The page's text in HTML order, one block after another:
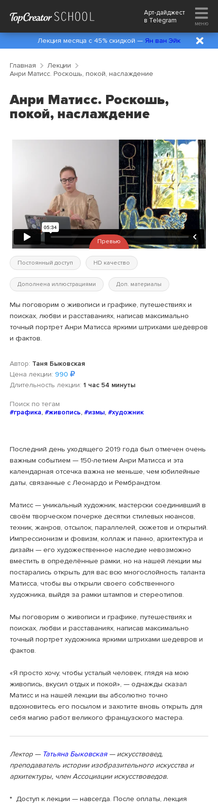
Арт-дайджест
в Telegram меню
Лекция месяца с 45% скидкой — Ян ван Эйк
Главная
Лекции
Анри Матисс. Роскошь, покой, наслаждение
Анри Матисс. Роскошь,
покой, наслаждение
Превью
Постоянный доступ HD качество
Дополнена иллюстрациями Доп. материалы
Мы поговорим о живописи и графике, путешествиях и
поисках, любви и расставаниях, написав максимально
точный портрет Анри Матисса яркими штрихами шедевров
и фактов.
Автор: Таня Быковская
Цена лекции: 990
Длительность лекции: 1 час 54 минуты
Поиск по тегам
#графика, #живопись, #измы, #художник
Последний день уходящего 2019 года был отмечен очень
важным событием — 150-летием Анри Матисса и эта
календарная отсечка важна не меньше, чем юбилейные
даты, связанные с Леонардо и Рембрандтом.
Матисс — уникальный художник, мастерски соединивший в
своём творческом почерке десятки стилевых нюансов,
техник, жанров, отсылок, параллелей, сюжетов и открытий.
Импрессионизм и фовизм, коллаж и панно, архитектура и
дизайн — его художественное наследие невозможно
вместить в определённые рамки, но на нашей лекции мы
постарались открыть для вас всю многослойность таланта
Матисса, чтобы вы открыли своего собственного
художника, выйдя за рамки штампов и стереотипов.
Мы поговорим о живописи и графике, путешествиях и
поисках, любви и расставаниях, написав максимально
точный портрет художника яркими штрихами шедевров и
фактов.
«Я просто хочу, чтобы усталый человек, глядя на мою
живопись, вкусил отдых и покой», — однажды сказал
Матисс и на нашей лекции вы абсолютно точно
вдохновитесь его посылом и захотите вновь открыть для
себя магию работ великого французского мастера.
Лектор— Татьяна Быковская— искусствовед,
преподаватель истории изобразительного искусства и
архитектуры, член Ассоциации искусствоведов.
* Доступ к лекции — навсегда. После оплаты, лекция